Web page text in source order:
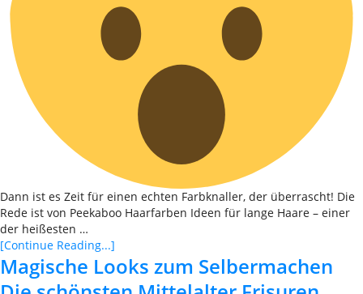
Dann ist es Zeit für einen echten Farbknaller, der überrascht! Die
Rede ist von Peekaboo Haarfarben Ideen für lange Haare – einer
der heißesten …
[Continue Reading...]
Magische Looks zum Selbermachen